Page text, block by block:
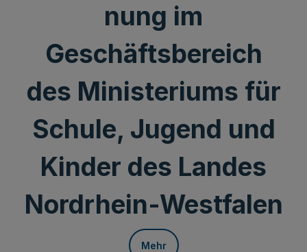
nung im
Geschäftsbereich
des Ministeriums für
Schule, Jugend und
Kinder des Landes
Nordrhein-Westfalen
Mehr